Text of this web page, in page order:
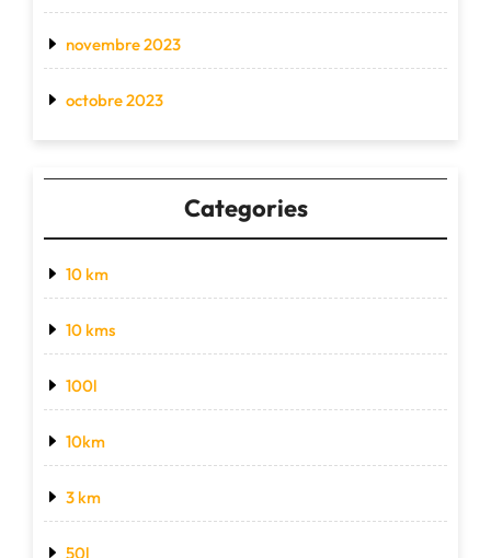
novembre 2023
octobre 2023
Categories
10 km
10 kms
100l
10km
3 km
50l